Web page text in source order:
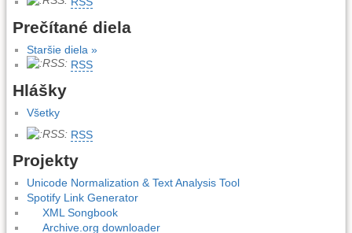
Prečítané diela
Staršie diela »
RSS
Hlášky
Všetky
RSS
Projekty
Unicode Normalization & Text Analysis Tool
Spotify Link Generator
XML Songbook
Archive.org downloader